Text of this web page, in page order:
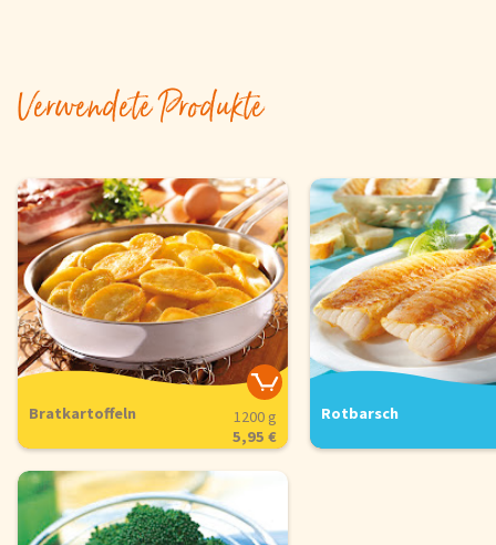
Verwendete Produkte
Bratkartoffeln
1200 g
5,95 €
Rotbarsch